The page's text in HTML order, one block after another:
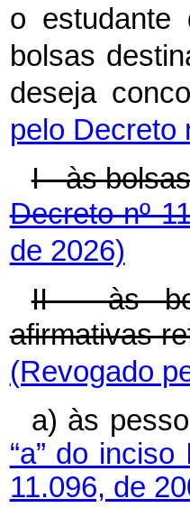
o estudante
bolsas
deseja
pelo Decreto
I - às
Decreto nº
de 2026)
II - às
(Revogado
a) às
“a” do inciso
11.096, de